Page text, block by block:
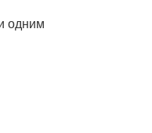
одним